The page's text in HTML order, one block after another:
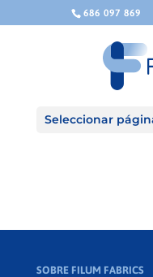
686 097 869
Seleccionar
SOBRE FILUM FABRICS